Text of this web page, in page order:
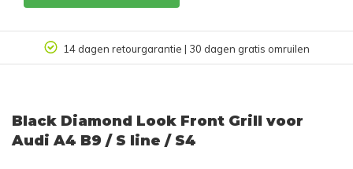
14 dagen retourgarantie | 30 dagen gratis omruilen
Black Diamond Look Front Grill voor
Audi A4 B9 / S line / S4